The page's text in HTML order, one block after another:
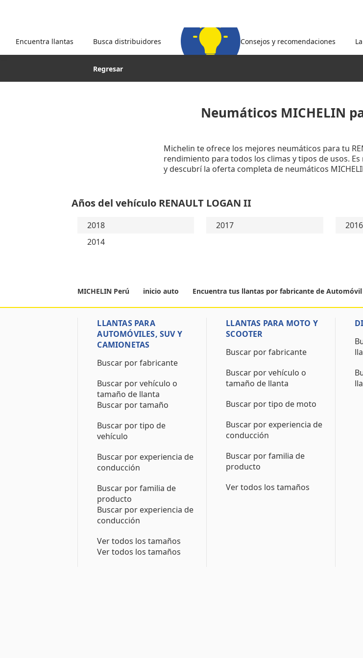
Encuentra llantas Busca distribuidores Consejos y recomendaciones
Regresar
Neumáticos MICHELIN
Michelin te ofrece los mejores neumáticos para tu
rendimiento para todos los climas y tipos de usos.
y descubrí la oferta completa de neumáticos
Años del vehículo RENAULT LOGAN II
2018 2017 2016
2014
MICHELIN Perú inicio auto Encuentra tus llantas por fabricante de Automóvil
LLANTAS PARA
AUTOMÓVILES, SUV Y
CAMIONETAS
Buscar por fabricante
Buscar por vehículo o
tamaño de llanta
Buscar por tamaño
Buscar por tipo de
vehículo
Buscar por experiencia de
conducción
Buscar por familia de
producto
Buscar por experiencia de
conducción
Ver todos los tamaños
Ver todos los tamaños
LLANTAS PARA MOTO Y
SCOOTER
Buscar por fabricante
Buscar por vehículo o
tamaño de llanta
Buscar por tipo de moto
Buscar por experiencia de
conducción
Buscar por familia de
producto
Ver todos los tamaños